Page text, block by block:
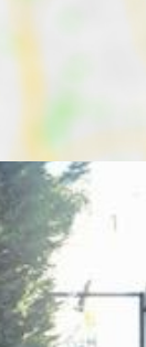
POPULATION